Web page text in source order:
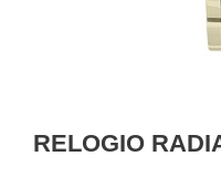
RELOGIO